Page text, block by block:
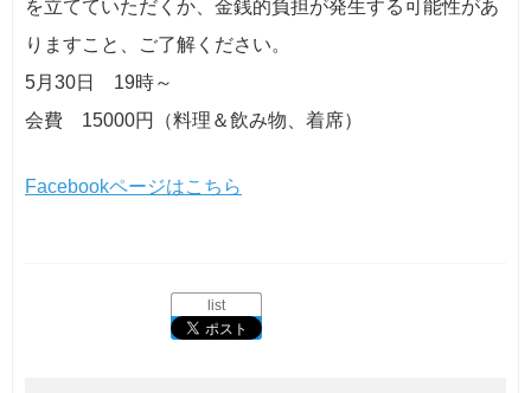
を立てていただくか、金銭的負担が発生する可能性があ
りますこと、ご了解ください。
5月30日 19時～
会費 15000円（料理＆飲み物、着席）
Facebookページはこちら
list